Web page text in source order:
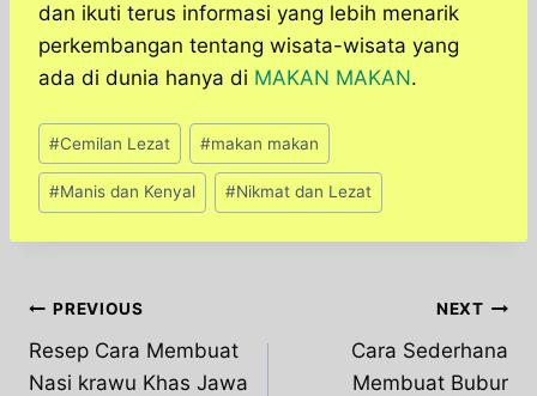
dan ikuti terus informasi yang lebih menarik
perkembangan tentang wisata-wisata yang
ada di dunia hanya di MAKAN MAKAN.
Post
Tags:
#Cemilan Lezat #makan makan
#Manis dan Kenyal #Nikmat dan Lezat
Post
navigation
PREVIOUS
Resep Cara Membuat
Nasi krawu Khas Jawa
NEXT
Cara Sederhana
Membuat Bubur